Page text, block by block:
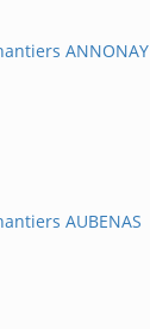
ANNONAY
AUBENAS